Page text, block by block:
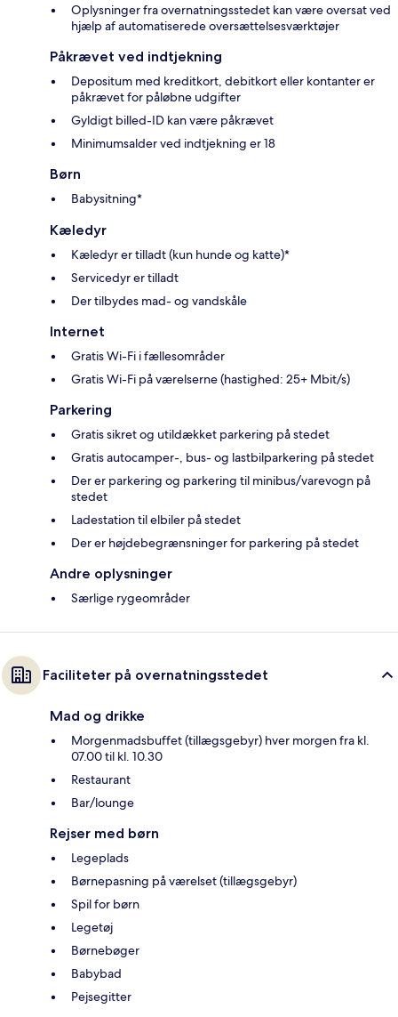
Oplysninger fra overnatningsstedet kan være oversat ved
hjælp af automatiserede oversættelsesværktøjer
Påkrævet ved indtjekning
Depositum med kreditkort, debitkort eller kontanter er
påkrævet for påløbne udgifter
Gyldigt billed-ID kan være påkrævet
Minimumsalder ved indtjekning er 18
Børn
Babysitning*
Kæledyr
Kæledyr er tilladt (kun hunde og katte)*
Servicedyr er tilladt
Der tilbydes mad- og vandskåle
Internet
Gratis Wi-Fi i fællesområder
Gratis Wi-Fi på værelserne (hastighed: 25+ Mbit/s)
Parkering
Gratis sikret og utildækket parkering på stedet
Gratis autocamper-, bus- og lastbilparkering på stedet
Der er parkering og parkering til minibus/varevogn på
stedet
Ladestation til elbiler på stedet
Der er højdebegrænsninger for parkering på stedet
Andre oplysninger
Særlige rygeområder
Faciliteter på overnatningsstedet
Mad og drikke
Morgenmadsbuffet (tillægsgebyr) hver morgen fra kl.
07.00 til kl. 10.30
Restaurant
Bar/lounge
Rejser med børn
Legeplads
Børnepasning på værelset (tillægsgebyr)
Spil for børn
Legetøj
Børnebøger
Babybad
Pejsegitter